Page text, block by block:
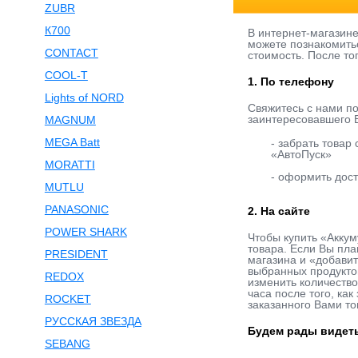
ZUBR
К700
CONTACT
COOL-T
Lights of NORD
MAGNUM
MEGA Batt
MORATTI
MUTLU
PANASONIC
POWER SHARK
PRESIDENT
REDOX
ROCKET
РУССКАЯ ЗВЕЗДА
SEBANG
В интернет-
можете
стоимость. После
1. По телефону
Свяжитесь с нами
заинтересовавшего
- забрать
«АвтоПуск»
- оформить
2. На сайте
Чтобы купить
товара. Если Вы
магазина и
выбранных
изменить
часа после того,
заказанного Вами
Будем рады